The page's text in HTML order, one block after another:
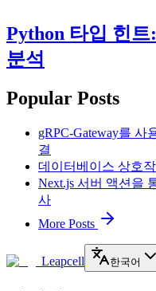
Python 타입 힌
분석
Popular Posts
gRPC-Gateway를 사
결
데이터베이스 상호
Next.js 서버 액션을
사
More Posts
Leapcell 한국어